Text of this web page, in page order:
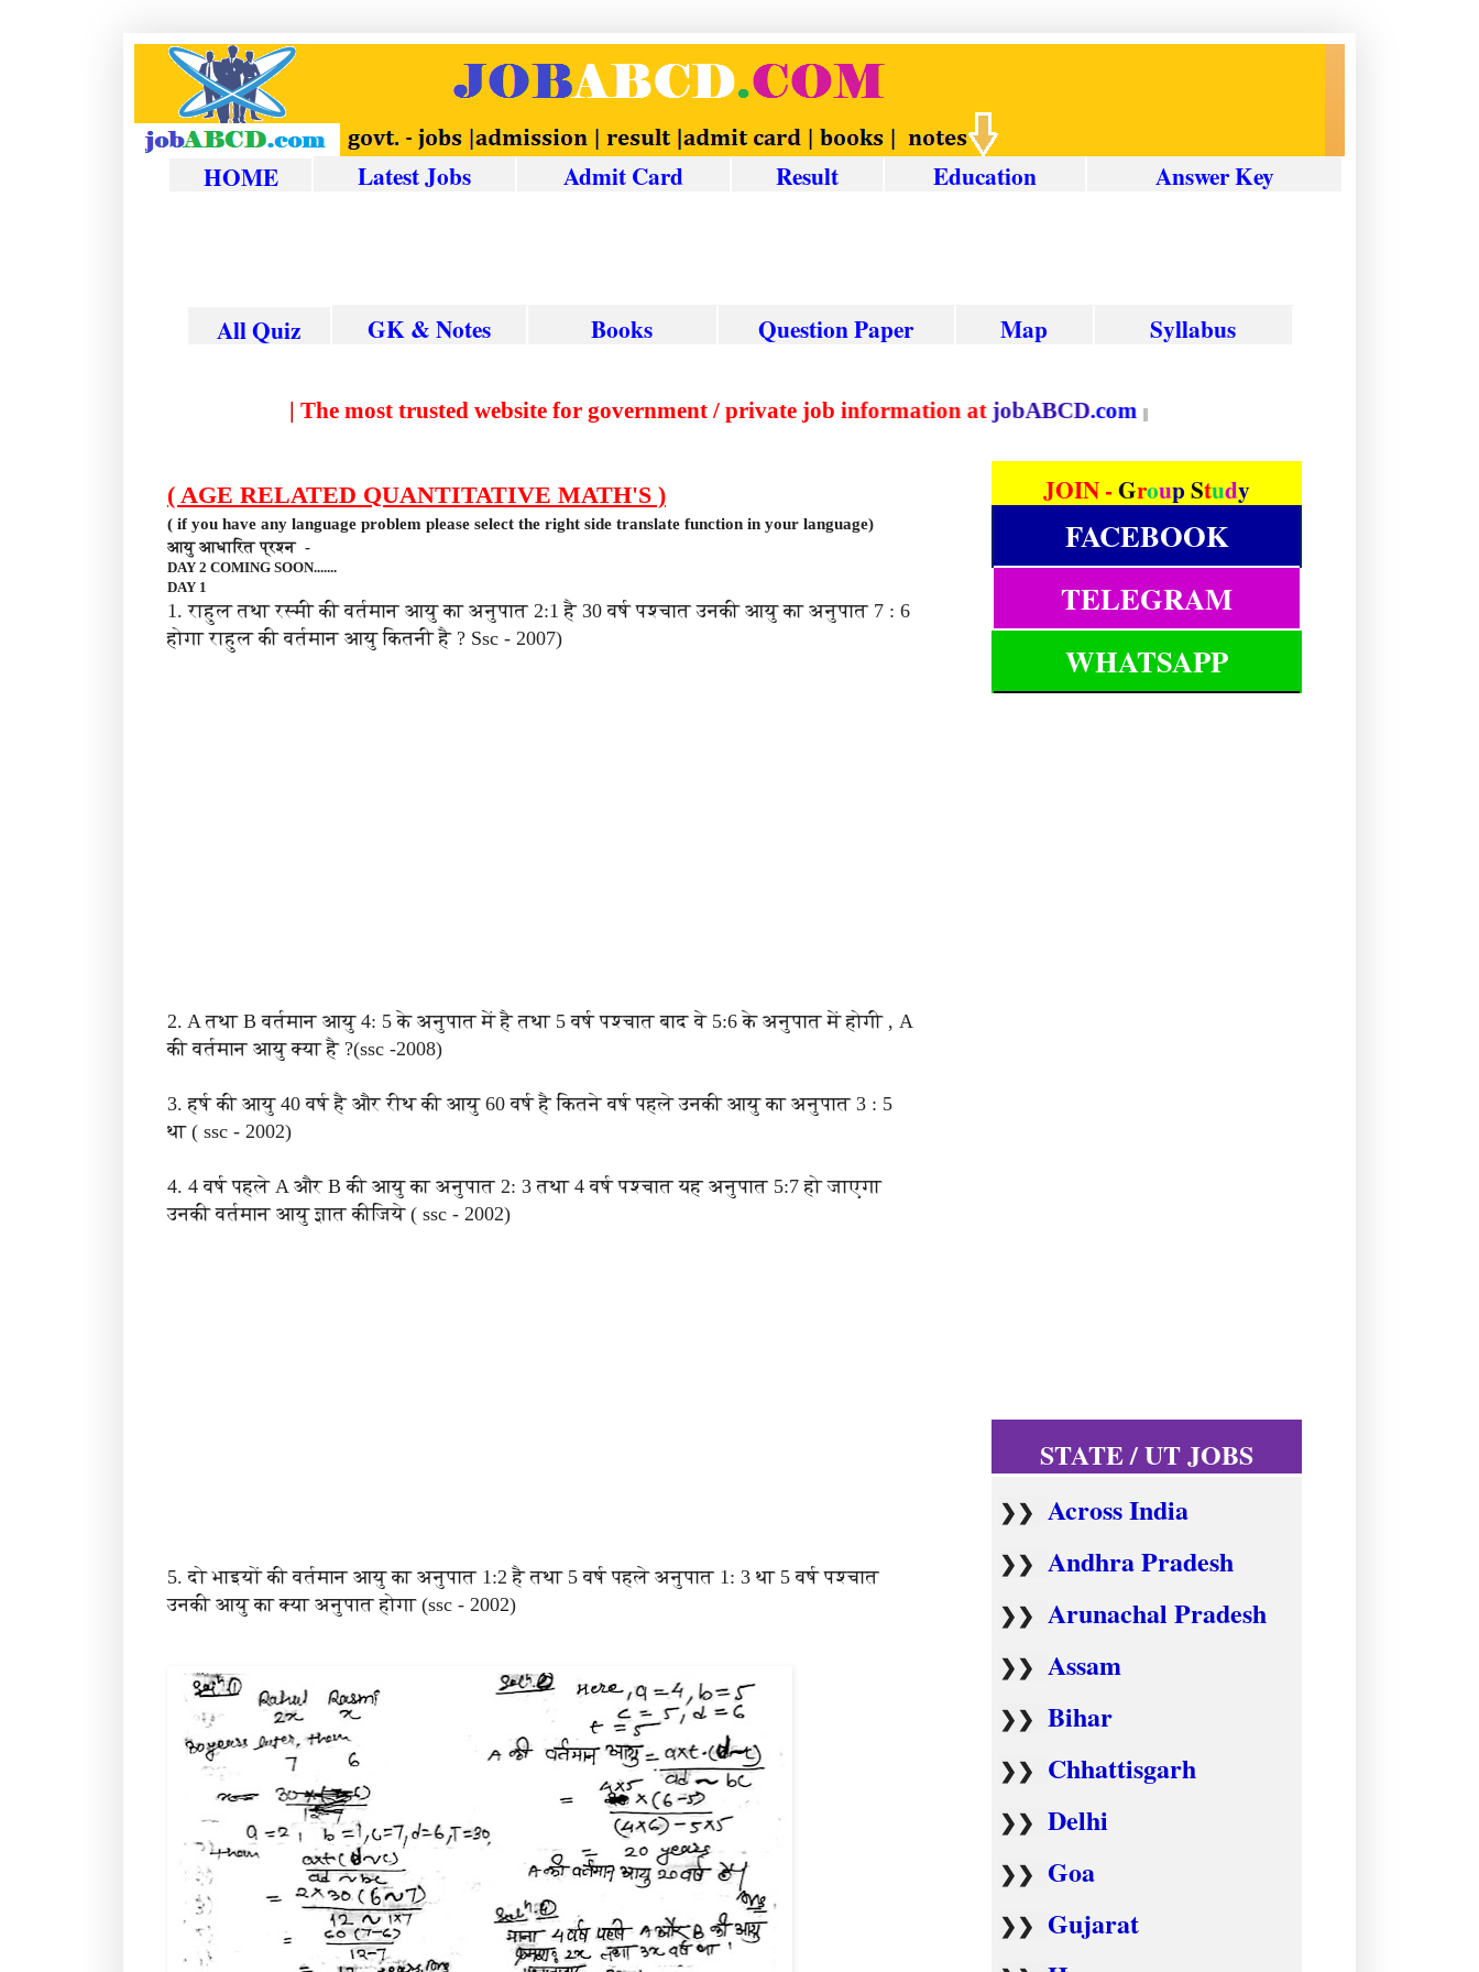
HOME Latest Jobs Admit Card Result Education AnswerKey
All Quiz GK & Notes Books QuestionPaper Map Syllabus
|The most trusted website for government / private job information at jobABCD
( AGE RELATED QUANTITATIVE MATH'S )
( if you have any language problem please select the right side translate function in your language)
आयु आधारित प्रश्न -
DAY 2 COMING SOON.......
DAY 1
1. राहुल तथा रस्मी की वर्तमान आयु का अनुपात 2:1 है 30 वर्ष पश्चात उनकी आयु का अनुपात 7 : 6
होगा राहुल की वर्तमान आयु कितनी है ? Ssc - 2007)
2. A तथा B वर्तमान आयु 4: 5 के अनुपात में है तथा 5 वर्ष पश्चात बाद वे 5:6 के अनुपात में होगी , A
की वर्तमान आयु क्या है ?(ssc -2008)
3. हर्ष की आयु 40 वर्ष है और रीथ की आयु 60 वर्ष है कितने वर्ष पहले उनकी आयु का अनुपात 3 : 5
था ( ssc - 2002)
4. 4 वर्ष पहले A और B की आयु का अनुपात 2: 3 तथा 4 वर्ष पश्चात यह अनुपात 5:7 हो जाएगा
उनकी वर्तमान आयु ज्ञात कीजिये ( ssc - 2002)
5. दो भाइयों की वर्तमान आयु का अनुपात 1:2 है तथा 5 वर्ष पहले अनुपात 1: 3 था 5 वर्ष पश्चात
उनकी आयु का क्या अनुपात होगा (ssc - 2002)
JOIN -GroupStudy
FACEBOOK
TELEGRAM
WHATSAPP
STATE / UT JOBS
❯❯Across India
❯❯Andhra Pradesh
❯❯Arunachal Pradesh
❯❯Assam
❯❯Bihar
❯❯ Chhattisgarh
❯❯Delhi
❯❯ Goa
❯❯ Gujarat